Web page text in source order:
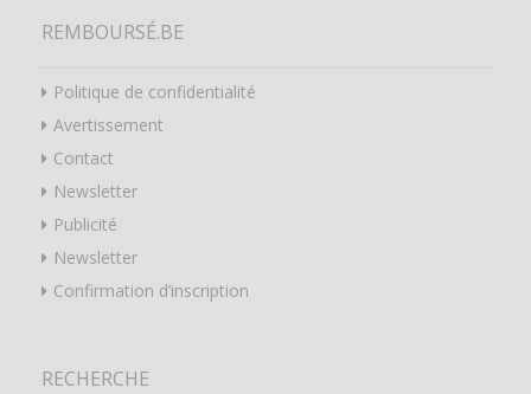
REMBOURSÉ.BE
Politique de confidentialité
Avertissement
Contact
Newsletter
Publicité
Newsletter
Confirmation d’inscription
RECHERCHE